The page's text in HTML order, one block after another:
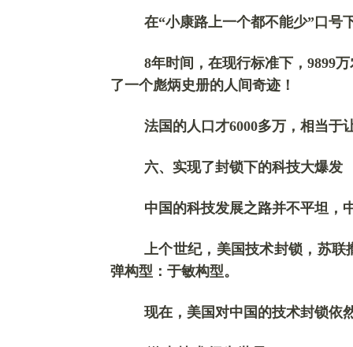
在“小康路上一个都不能少”口号
8年时间，在现行标准下，9899
了一个彪炳史册的人间奇迹！
法国的人口才6000多万，相当于
六、 实现了封锁下的科技大爆发
中国的科技发展之路并不平坦，
上个世纪，美国技术封锁，苏
弹构型：于敏构型。
现在，美国对中国的技术封锁依